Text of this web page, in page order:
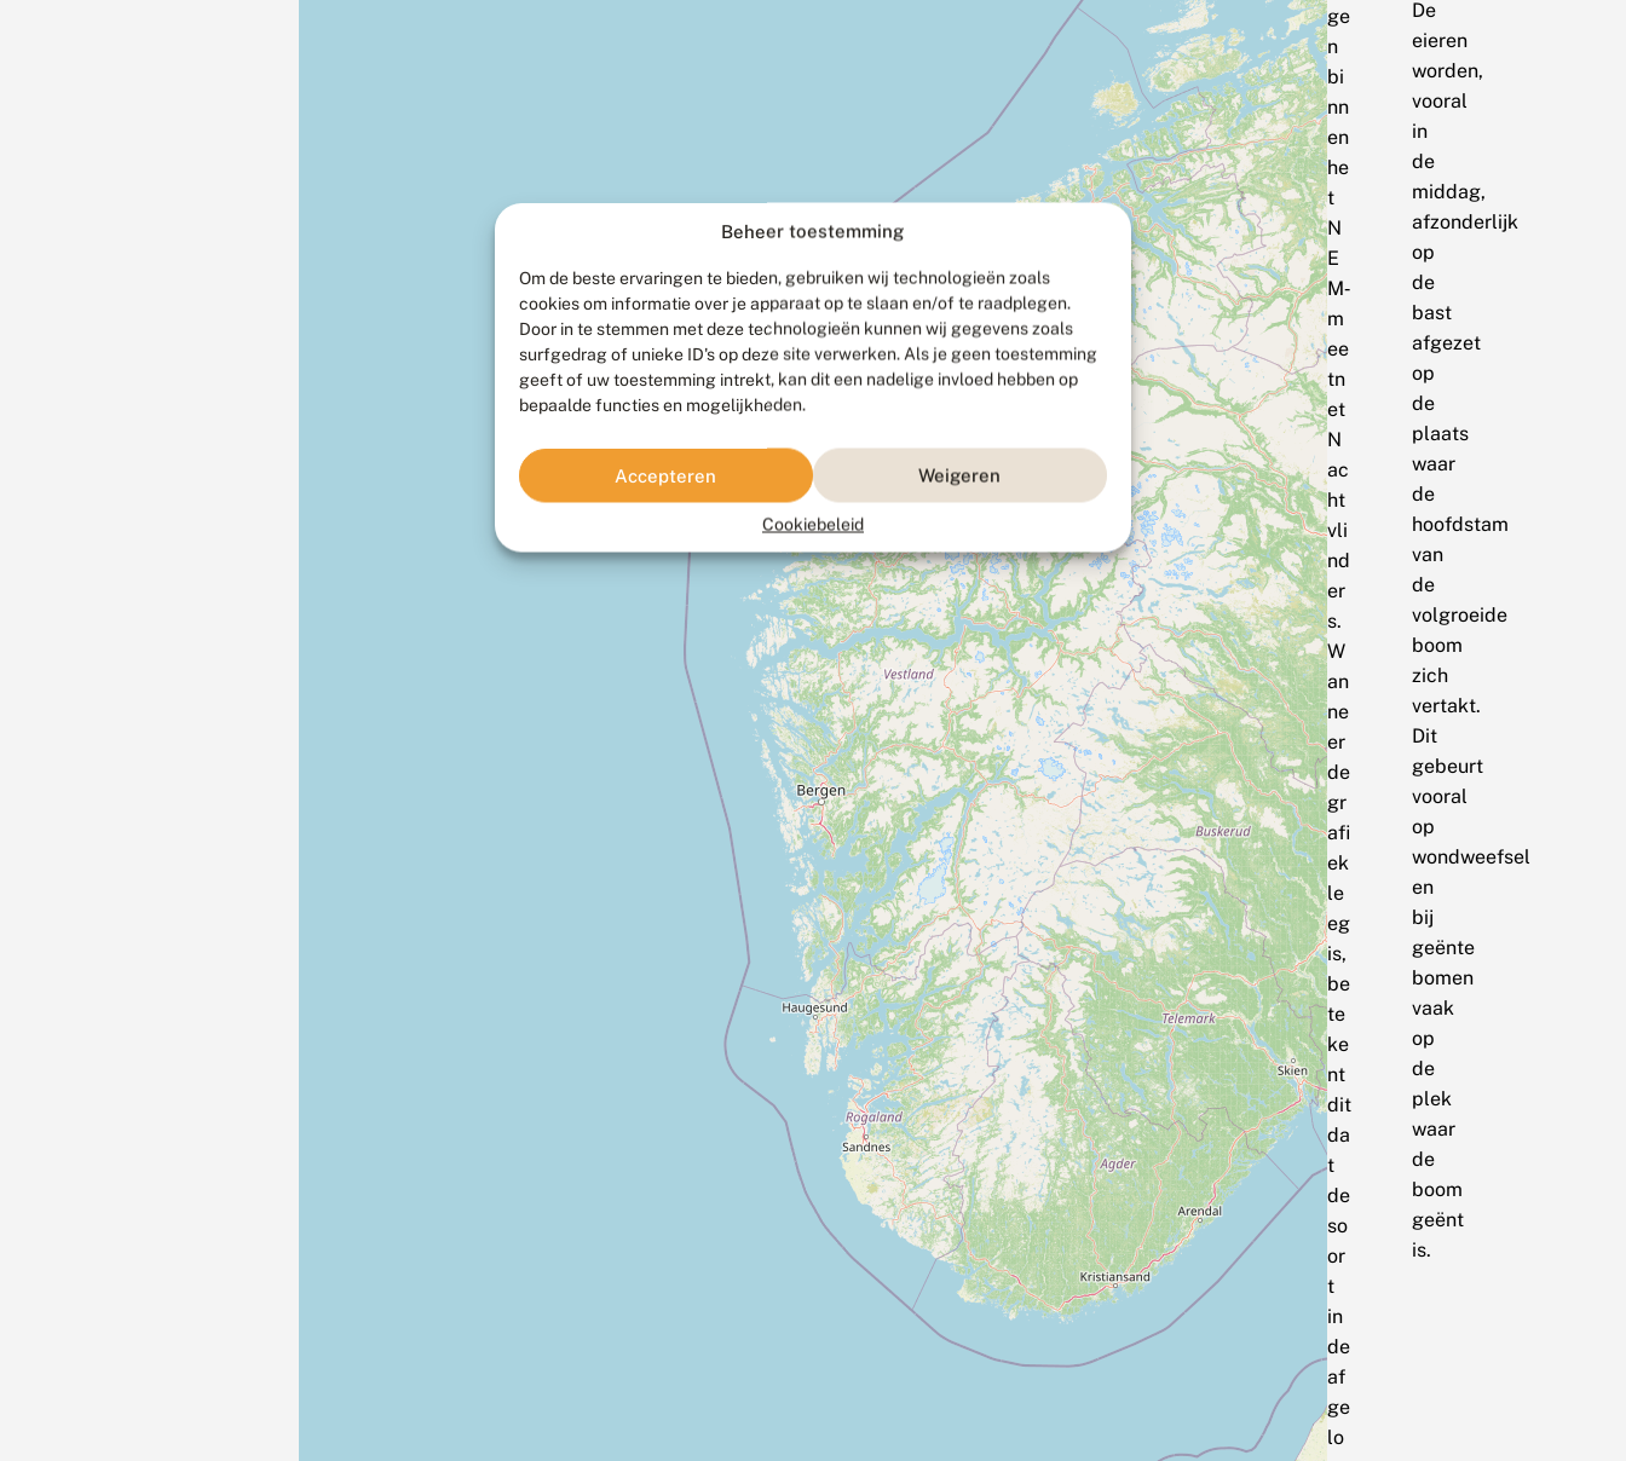
Beheer toestemming
Om de beste ervaringen te bieden, gebruiken wij technologieën zoals
cookies om informatie over je apparaat op te slaan en/of te raadplegen.
Door in te stemmen met deze technologieën kunnen wij gegevens zoals
surfgedrag of unieke ID's op deze site verwerken. Als je geen toestemming
geeft of uw toestemming intrekt, kan dit een nadelige invloed hebben op
bepaalde functies en mogelijkheden.
Accepteren Weigeren
Cookiebeleid
ge
n
bi
nn
en
he
t
N
E
M‑
m
ee
tn
et
N
ac
ht
vli
nd
er
s.
W
an
ne
er
de
gr
afi
ek
le
eg
is,
be
te
ke
nt
dit
da
t
de
so
or
t
in
de
af
ge
lo
De
eieren
worden,
vooral
in
de
middag,
afzonderlijk
op
de
bast
afgezet
op
de
plaats
waar
de
hoofdstam
van
de
volgroeide
boom
zich
vertakt.
Dit
gebeurt
vooral
op
wondweefsel
en
bij
geënte
bomen
vaak
op
de
plek
waar
de
boom
geënt
is.